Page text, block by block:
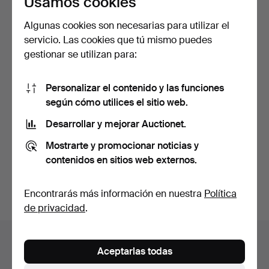
BJÖRN WECKSTRÖM. UN
COLGANTE, Lapinvuokko,…
22 pujas
254 USD
Suscribir búsqueda
Archivo de subastas
Estás buscando en el archivo de subastas concluidas.
Algunas cookies son necesarias para utilizar el
servicio. Las cookies que tú mismo puedes
gestionar se utilizan para:
Personalizar el contenido y las funciones
según cómo utilices el sitio web.
Desarrollar y mejorar Auctionet.
Mostrarte y promocionar noticias y
contenidos en sitios web externos.
Encontrarás más información en nuestra Política
de privacidad.
Aceptarlas todas